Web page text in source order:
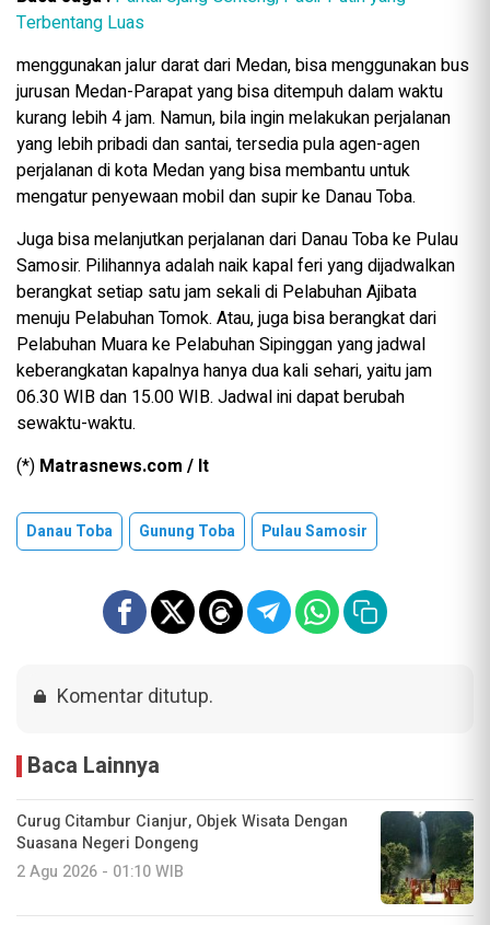
Terbentang Luas
menggunakan jalur darat dari Medan, bisa menggunakan bus
jurusan Medan-Parapat yang bisa ditempuh dalam waktu
kurang lebih 4 jam. Namun, bila ingin melakukan perjalanan
yang lebih pribadi dan santai, tersedia pula agen-agen
perjalanan di kota Medan yang bisa membantu untuk
mengatur penyewaan mobil dan supir ke Danau Toba.
Juga bisa melanjutkan perjalanan dari Danau Toba ke Pulau
Samosir. Pilihannya adalah naik kapal feri yang dijadwalkan
berangkat setiap satu jam sekali di Pelabuhan Ajibata
menuju Pelabuhan Tomok. Atau, juga bisa berangkat dari
Pelabuhan Muara ke Pelabuhan Sipinggan yang jadwal
keberangkatan kapalnya hanya dua kali sehari, yaitu jam
06.30 WIB dan 15.00 WIB. Jadwal ini dapat berubah
sewaktu-waktu.
(*) Matrasnews.com / It
Danau Toba Gunung Toba Pulau Samosir
Komentar ditutup.
Baca Lainnya
Curug Citambur Cianjur, Objek Wisata Dengan
Suasana Negeri Dongeng
2 Agu 2026 - 01:10 WIB